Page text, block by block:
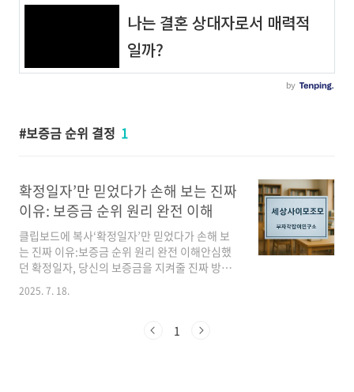
보증금 순위 결정 1
확정일자’만 믿었다가 손해 보는 진짜
이유: 보증금 순위 원리 완전 이해
클립보드에 복사‘확정일자’만 믿었다가 손해 보
는 진짜 이유:보증금 순위 원리 완전 이해안심했
던 확정일자, 당신의 보증금을 지켜줄 진짜 방패
인가요?부자각잡이연구소입니다. 많은 세입자분
들이 전셋집 계약 시 '확정일자'를 받으면 보증금
임차인의 보증금을 보호하는 중요한 장치임에 틀
2025. 7. 18.
1